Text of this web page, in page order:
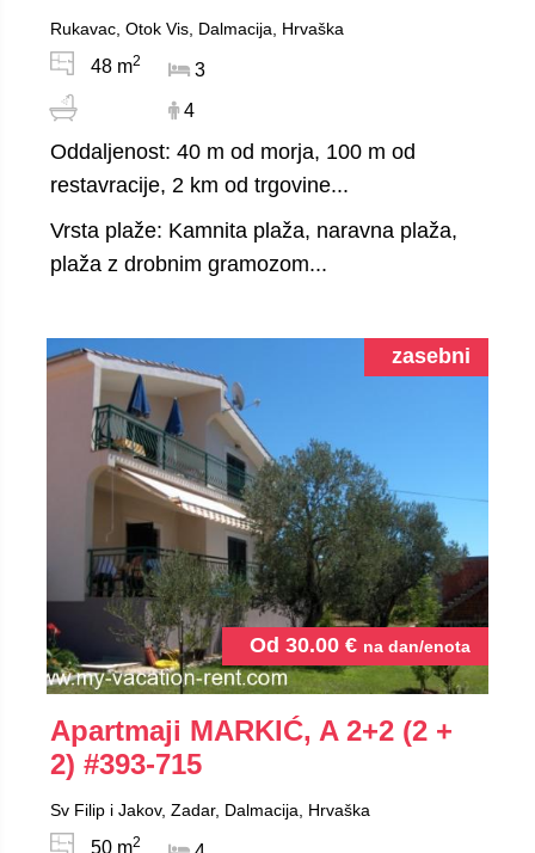
Rukavac, Otok Vis, Dalmacija, Hrvaška
48 m2
3
4
Oddaljenost: 40 m od morja, 100 m od
restavracije, 2 km od trgovine...
Vrsta plaže: Kamnita plaža, naravna plaža,
plaža z drobnim gramozom...
Od 30.00 € na dan/enota
zasebni
Apartmaji MARKIĆ, A 2+2 (2 +
2) #393-715
Sv Filip i Jakov, Zadar, Dalmacija, Hrvaška
50 m2